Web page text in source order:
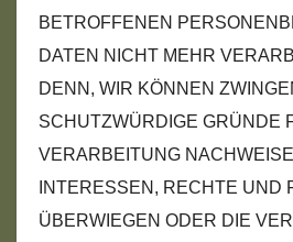
BETROFFENEN
DATEN NICHT MEHR
DENN, WIR KÖNNEN
SCHUTZWÜRDIGE GRÜNDE
VERARBEITUNG
INTERESSEN, RECHTE UND
ÜBERWIEGEN ODER DIE